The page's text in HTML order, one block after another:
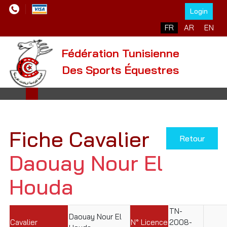
Login
Sélectionnez votre
FR AR EN
Fédération Tunisienne
Des Sports Équestres
Retour
Fiche Cavalier
Daouay Nour El
Houda
Cavalier
Daouay Nour El
N° Licence
TN-
2008-